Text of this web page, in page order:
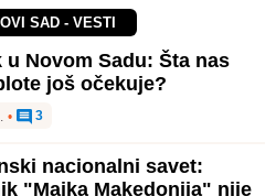
SAD - VESTI
u Novom Sadu: Šta nas
još očekuje?
• 3
nacionalni savet:
"Majka Makedonija" nije